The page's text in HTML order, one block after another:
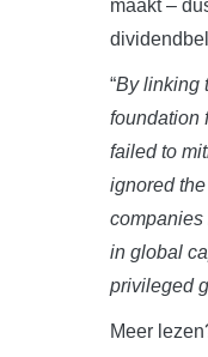
maakt –
“By linking
foundation
failed to
ignored
companies
in global
privileged
Meer